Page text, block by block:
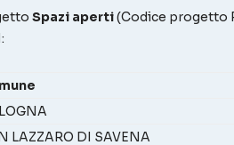
Spazi aperti(Codice progetto
LAZZARO DI SAVENA